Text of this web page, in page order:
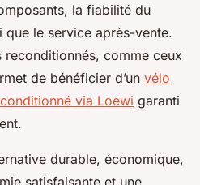
la fiabilité du
que le service après-vente.
reconditionnés, comme ceux
de bénéficier d’un vélo
via Loewi garanti
durable, économique,
satisfaisante et une